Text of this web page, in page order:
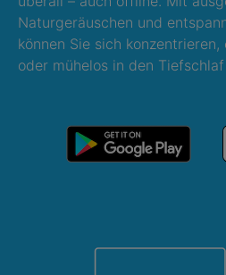
Naturgeräuschen und
können Sie sich
oder mühelos in den